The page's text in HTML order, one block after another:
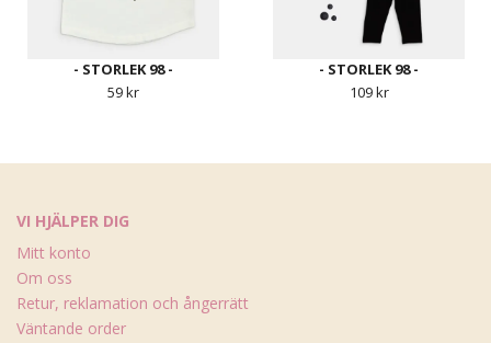
- STORLEK 98 -
59 kr
- STORLEK 98 -
109 kr
VI HJÄLPER DIG
Mitt konto
Om oss
Retur, reklamation och ångerrätt
Väntande order